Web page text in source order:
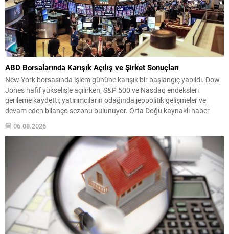
ABD Borsalarında Karışık Açılış ve Şirket Sonuçları
New York borsasında işlem gününe karışık bir başlangıç yapıldı. Dow
Jones hafif yükselişle açılırken, S&P 500 ve Nasdaq endeksleri
gerileme kaydetti; yatırımcıların odağında jeopolitik gelişmeler ve
devam eden bilanço sezonu bulunuyor. Orta Doğu kaynaklı haber
volatilite yaratmaya devam ediyor. ABD...
06.08.2026